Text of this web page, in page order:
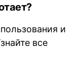
и
все